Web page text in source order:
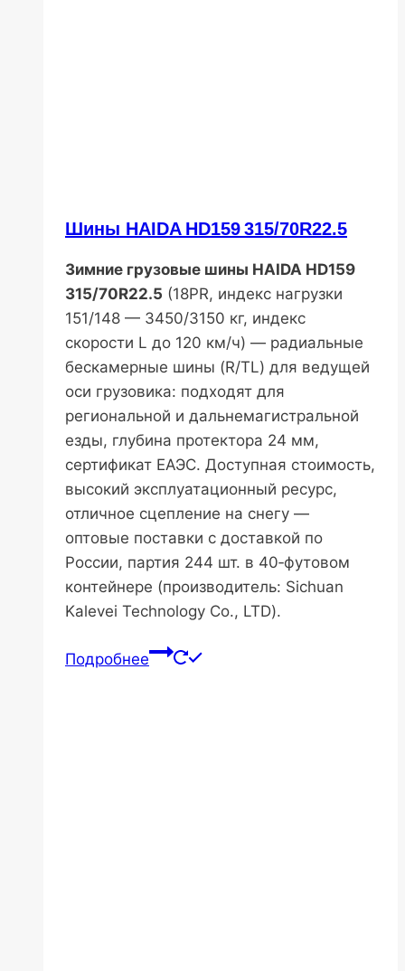
Шины HAIDA HD159 315/70R22.5
Зимние грузовые шины HAIDA HD159
315/70R22.5 (18PR, индекс нагрузки
151/148 — 3450/3150 кг, индекс
скорости L до 120 км/ч) — радиальные
бескамерные шины (R/TL) для ведущей
оси грузовика: подходят для
региональной и дальнемагистральной
езды, глубина протектора 24 мм,
сертификат ЕАЭС. Доступная стоимость,
высокий эксплуатационный ресурс,
отличное сцепление на снегу —
оптовые поставки с доставкой по
России, партия 244 шт. в 40‑футовом
контейнере (производитель: Sichuan
Kalevei Technology Co., LTD).
Подробнее